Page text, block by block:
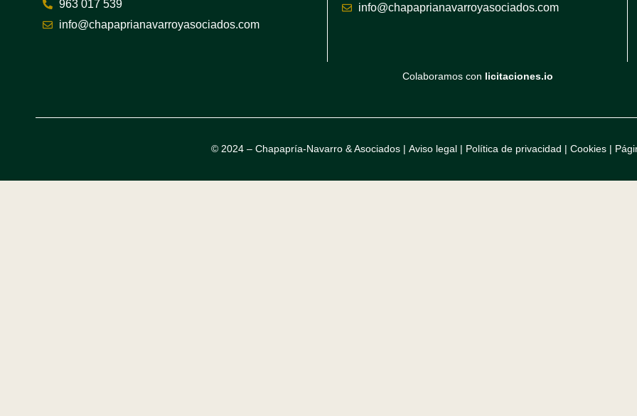
963 017 539
info@chapaprianavarroyasociados.com
info@chapaprianavarroyasociados.com
Colaboramos con licitaciones.io
© 2024 – Chapapría-Navarro & Asociados | Aviso legal | Política de privacidad | Cookies |